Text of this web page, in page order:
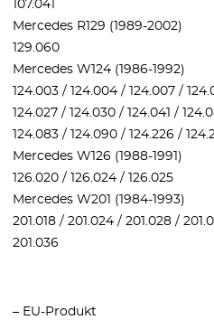
107.041
Mercedes R129 (1989-2002)
129.060
Mercedes W124 (1986-1992)
124.003 / 124.004 / 124.007 /
124.027 / 124.030 / 124.041 /
124.083 / 124.090 / 124.226 /
Mercedes W126 (1988-1991)
126.020 / 126.024 / 126.025
Mercedes W201 (1984-1993)
201.018 / 201.024 / 201.028 /
201.036
– EU-Produkt